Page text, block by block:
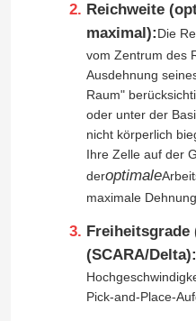
Schweißensroboterarm
Kooperativer Roboter
CNC-Maschine
Roboter-lineare Bahn
Reichweite
maximal):Die
vom Zentrum des
Ausdehnung
Raum"
oder unter der
nicht körperlich
Ihre Zelle auf der
deroptimale
maximale
Freiheitsgrade
(SCARA/Delta):
Pick-and-Place-